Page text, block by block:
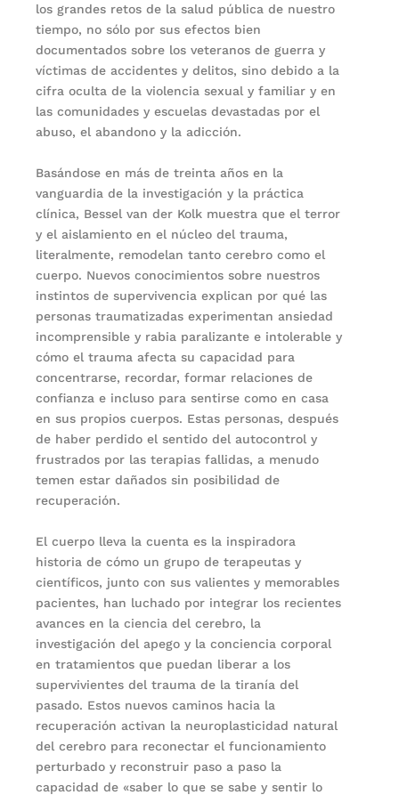
los grandes retos de la salud pública de nuestro
tiempo, no sólo por sus efectos bien
documentados sobre los veteranos de guerra y
víctimas de accidentes y delitos, sino debido a la
cifra oculta de la violencia sexual y familiar y en
las comunidades y escuelas devastadas por el
abuso, el abandono y la adicción.
Basándose en más de treinta años en la
vanguardia de la investigación y la práctica
clínica, Bessel van der Kolk muestra que el terror
y el aislamiento en el núcleo del trauma,
literalmente, remodelan tanto cerebro como el
cuerpo. Nuevos conocimientos sobre nuestros
instintos de supervivencia explican por qué las
personas traumatizadas experimentan ansiedad
incomprensible y rabia paralizante e intolerable y
cómo el trauma afecta su capacidad para
concentrarse, recordar, formar relaciones de
confianza e incluso para sentirse como en casa
en sus propios cuerpos. Estas personas, después
de haber perdido el sentido del autocontrol y
frustrados por las terapias fallidas, a menudo
temen estar dañados sin posibilidad de
recuperación.
El cuerpo lleva la cuenta es la inspiradora
historia de cómo un grupo de terapeutas y
científicos, junto con sus valientes y memorables
pacientes, han luchado por integrar los recientes
avances en la ciencia del cerebro, la
investigación del apego y la conciencia corporal
en tratamientos que puedan liberar a los
supervivientes del trauma de la tiranía del
pasado. Estos nuevos caminos hacia la
recuperación activan la neuroplasticidad natural
del cerebro para reconectar el funcionamiento
perturbado y reconstruir paso a paso la
capacidad de «saber lo que se sabe y sentir lo